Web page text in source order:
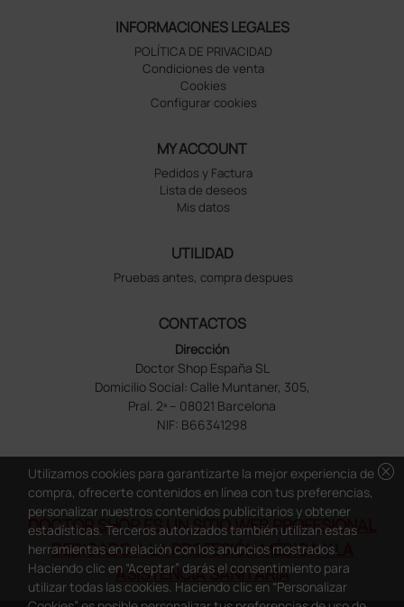
INFORMACIONES LEGALES
POLÍTICA DE PRIVACIDAD
Condiciones de venta
Cookies
Configurar cookies
MY ACCOUNT
Pedidos y Factura
Lista de deseos
Mis datos
UTILIDAD
Pruebas antes, compra despues
CONTACTOS
Dirección
Doctor Shop España SL
Domicilio Social: Calle Muntaner, 305,
Pral. 2ª – 08021 Barcelona
NIF: B66341298
DOCTOR SHOP ES UN SITIO WEB PROFESIONAL
DEDICADO A LA PROFESIÓN MÉDICA Y LA
ASISTENCIA SANITARIA
cancel
Utilizamos cookies para garantizarte la mejor experiencia de
compra, ofrecerte contenidos en línea con tus preferencias,
personalizar nuestros contenidos publicitarios y obtener
estadísticas. Terceros autorizados también utilizan estas
herramientas en relación con los anuncios mostrados.
Haciendo clic en “Aceptar” darás el consentimiento para
utilizar todas las cookies. Haciendo clic en “Personalizar